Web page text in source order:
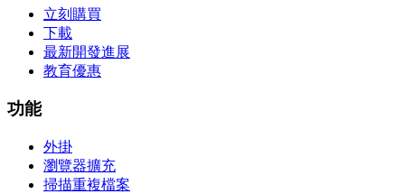
立刻購買
下載
最新開發進展
教育優惠
功能
外掛
瀏覽器擴充
掃描重複檔案